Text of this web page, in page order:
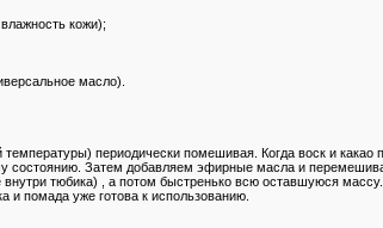
кожи);
масло).
периодически помешивая. Когда воск и
состоянию. Затем добавляем эфирные масла и
тюбика) , а потом быстренько всю оставшуюся
и помада уже готова к использованию.